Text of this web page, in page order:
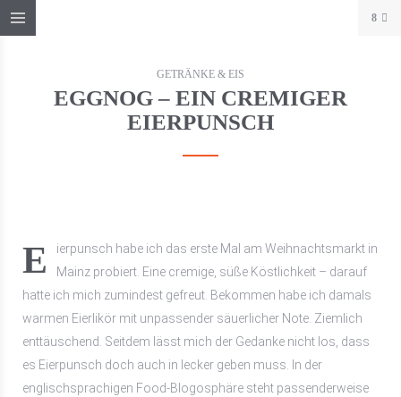
8
GETRÄNKE & EIS
EGGNOG – EIN CREMIGER
EIERPUNSCH
Eierpunsch habe ich das erste Mal am Weihnachtsmarkt in
Mainz probiert. Eine cremige, süße Köstlichkeit – darauf
hatte ich mich zumindest gefreut. Bekommen habe ich damals
warmen Eierlikör mit unpassender säuerlicher Note. Ziemlich
enttäuschend. Seitdem lässt mich der Gedanke nicht los, dass
es Eierpunsch doch auch in lecker geben muss. In der
englischsprachigen Food-Blogosphäre steht passenderweise